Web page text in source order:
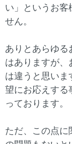
い」というお客
せん。
ありとあらゆる
はありますが、
は違うと思いま
望にお応えする
っております。
ただ、この点に